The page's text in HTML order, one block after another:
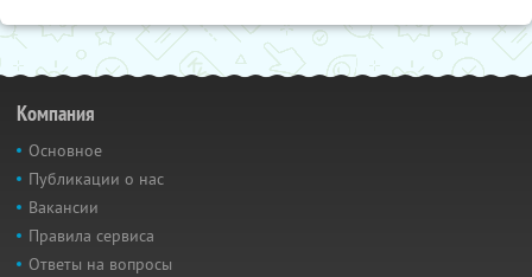
Компания
Основное
Публикации о нас
Вакансии
Правила сервиса
Ответы на вопросы